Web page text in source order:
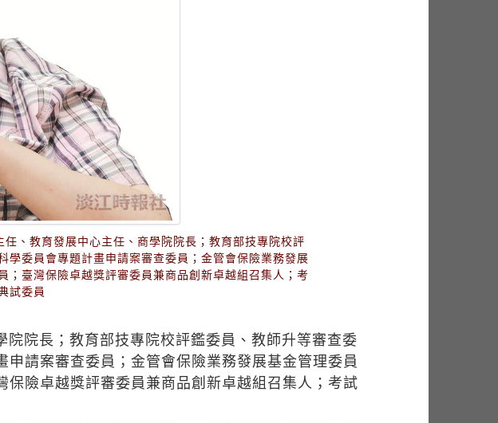
、教育發展中心主任、商學院院長；教育部技專院校評
委員會專題計畫申請案審查委員；金管會保險業務發展
臺灣保險卓越獎評審委員兼商品創新卓越組召集人；考
試委員
院長；教育部技專院校評鑑委員、教師升等審查委
請案審查委員；金管會保險業務發展基金管理委員
險卓越獎評審委員兼商品創新卓越組召集人；考試